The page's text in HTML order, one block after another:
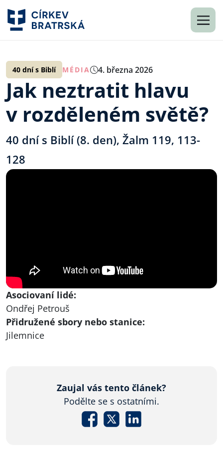
40 dní s Biblí MÉDIA 4. března 2026
Jak neztratit hlavu
v rozděleném světě?
40 dní s Biblí (8. den), Žalm 119, 113-
128
Asociovaní lidé:
Ondřej Petrouš
Přidružené sbory nebo stanice:
Jilemnice
Zaujal vás tento článek?
Podělte se s ostatními.